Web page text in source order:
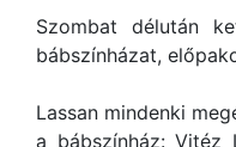
Szombat délután
bábszínházat,
Lassan mindenki
a bábszínház: Vitéz